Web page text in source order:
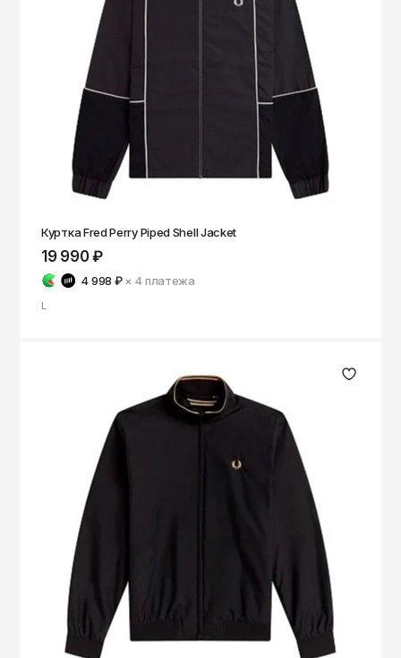
Куртка Fred Perry Piped Shell Jacket
19 990 ₽
4 998 ₽ × 4платежа
L